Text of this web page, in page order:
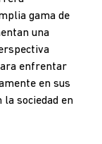
gama de
una
enfrentar
en sus
sociedad en